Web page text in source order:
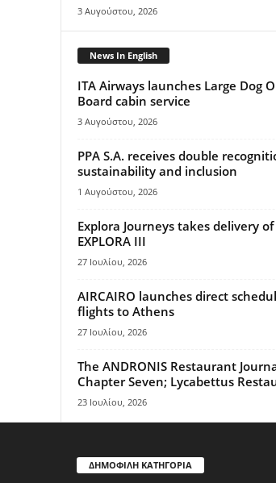
3 Αυγούστου, 2026
News In English
ITA Airways launches Large Dog
Board cabin service
3 Αυγούστου, 2026
PPA S.A. receives double
sustainability and inclusion
1 Αυγούστου, 2026
Explora Journeys takes delivery of
EXPLORA III
27 Ιουλίου, 2026
AIRCAIRO launches direct
flights to Athens
27 Ιουλίου, 2026
The ANDRONIS Restaurant
Chapter Seven; Lycabettus
23 Ιουλίου, 2026
ΔΗΜΟΦΙΛΗ ΚΑΤΗΓΟΡΙΑ